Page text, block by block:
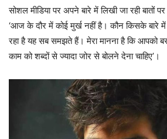
सोशल मीडिया पर अपने बारे में लिखी जा रही बातों
‘आज के दौर में कोई मुर्ख नहीं है। कौन किसके बारे में
रहा है यह सब समझते हैं। मेरा मानना है कि आपको
काम को शब्दों से ज्यादा जोर से बोलने देना चाहिए’।